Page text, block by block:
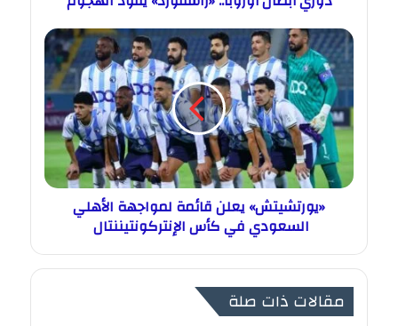
«يورتشيتش» يعلن قائمة لمواجهة الأهلي
السعودي في كأس الإنتركونتيننتال
مقالات ذات صلة